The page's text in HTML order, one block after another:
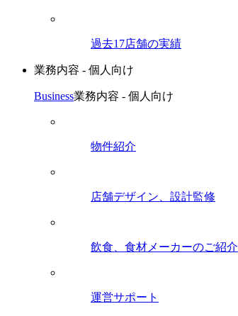
過去17店舗の実績
業務内容 - 個人向け
Business業務内容 - 個人向け
物件紹介
店舗デザイン、設計監修
飲食、食材メーカーのご紹介
運営サポート